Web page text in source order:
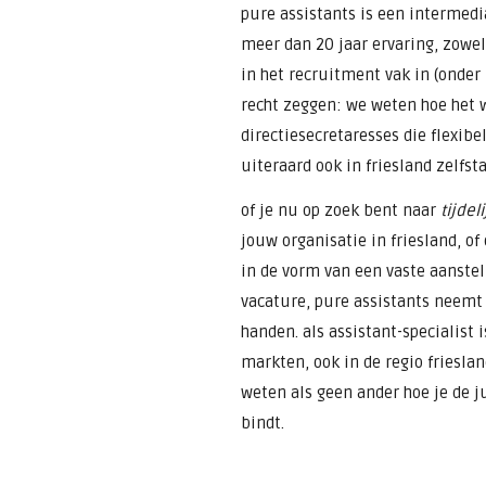
pure assistants is een
meer dan 20 jaar ervaring,
in het recruitment vak in
recht zeggen: we weten hoe
directiesecretaresses die
uiteraard ook in friesland
of je nu op zoek bent naar
jouw organisatie in friesland, of
in de vorm van een vaste
vacature, pure assistants
handen. als assistant-specialist
markten, ook in de regio
weten als geen ander hoe je de
bindt.